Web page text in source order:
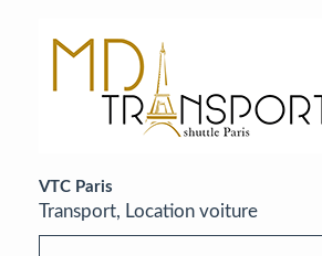
VTC Paris
Transport, Location voiture